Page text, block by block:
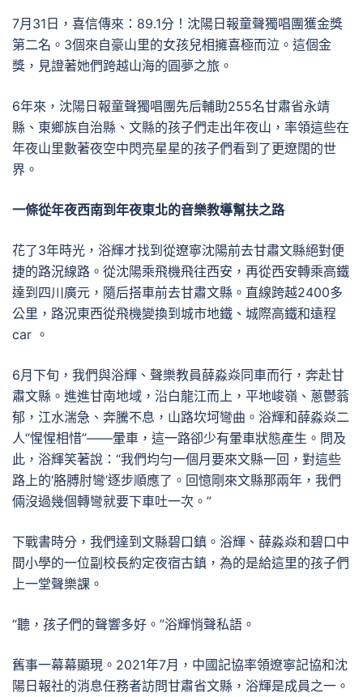
7月31日，喜信傳來：89.1分！沈陽日報童聲獨唱團獲金獎
第二名。3個來自豪山里的女孩兒相擁喜極而泣。這個金
獎，見證著她們跨越山海的圓夢之旅。
6年來，沈陽日報童聲獨唱團先后輔助255名甘肅省永靖
縣、東鄉族自治縣、文縣的孩子們走出年夜山，率領這些在
年夜山里數著夜空中閃亮星星的孩子們看到了更遼闊的世
界。
一條從年夜西南到年夜東北的音樂教導幫扶之路
花了3年時光，浴輝才找到從遼寧沈陽前去甘肅文縣絕對便
捷的路況線路。從沈陽乘飛機飛往西安，再從西安轉乘高鐵
達到四川廣元，隨后搭車前去甘肅文縣。直線跨越2400多
公里，路況東西從飛機變換到城市地鐵、城際高鐵和遠程
car 。
6月下旬，我們與浴輝、聲樂教員薛淼焱同車而行，奔赴甘
肅文縣。進進甘南地域，沿白龍江而上，平地峻嶺、蔥鬱蓊
郁，江水湍急、奔騰不息，山路坎坷彎曲。浴輝和薛淼焱二
人“惺惺相惜”——暈車，這一路卻少有暈車狀態產生。問及
此，浴輝笑著說：“我們均勻一個月要來文縣一回，對這些
路上的‘胳膊肘彎’逐步順應了。回憶剛來文縣那兩年，我們
倆沒過幾個轉彎就要下車吐一次。”
下戰書時分，我們達到文縣碧口鎮。浴輝、薛淼焱和碧口中
間小學的一位副校長約定夜宿古鎮，為的是給這里的孩子們
上一堂聲樂課。
“聽，孩子們的聲響多好。”浴輝悄聲私語。
舊事一幕幕顯現。2021年7月，中國記協率領遼寧記協和沈
陽日報社的消息任務者訪問甘肅省文縣，浴輝是成員之一。